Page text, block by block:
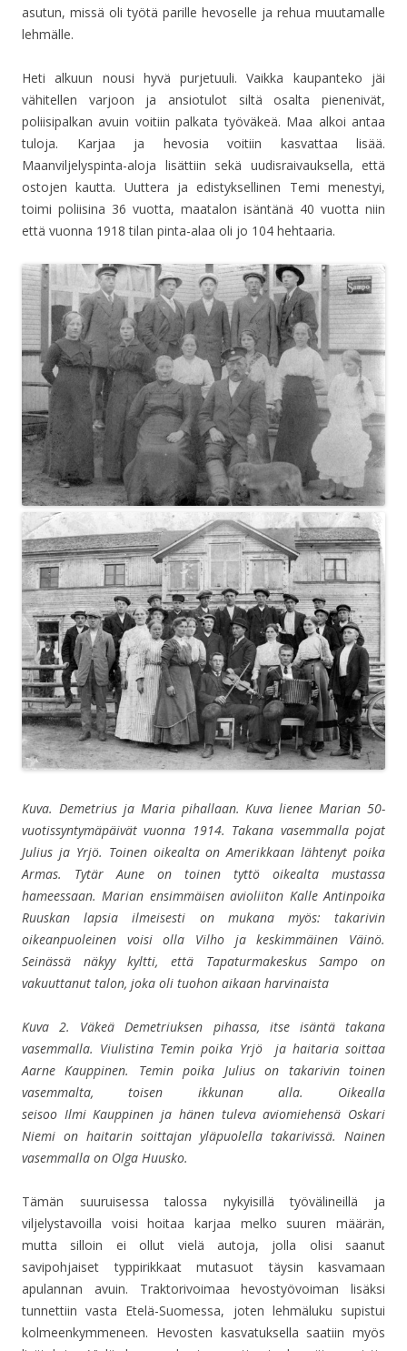
asutun, missä oli työtä parille hevoselle ja rehua muutamalle
lehmälle.
Heti alkuun nousi hyvä purjetuuli. Vaikka kaupanteko jäi
vähitellen varjoon ja ansiotulot siltä osalta pienenivät,
poliisipalkan avuin voitiin palkata työväkeä. Maa alkoi antaa
tuloja. Karjaa ja hevosia voitiin kasvattaa lisää.
Maanviljelyspinta-aloja lisättiin sekä uudisraivauksella, että
ostojen kautta. Uuttera ja edistyksellinen Temi menestyi,
toimi poliisina 36 vuotta, maatalon isäntänä 40 vuotta niin
että vuonna 1918 tilan pinta-alaa oli jo 104 hehtaaria.
Kuva. Demetrius ja Maria pihallaan. Kuva lienee Marian 50-
vuotissyntymäpäivät vuonna 1914. Takana vasemmalla pojat
Julius ja Yrjö. Toinen oikealta on Amerikkaan lähtenyt poika
Armas. Tytär Aune on toinen tyttö oikealta mustassa
hameessaan. Marian ensimmäisen avioliiton Kalle Antinpoika
Ruuskan lapsia ilmeisesti on mukana myös: takarivin
oikeanpuoleinen voisi olla Vilho ja keskimmäinen Väinö.
Seinässä näkyy kyltti, että Tapaturmakeskus Sampo on
vakuuttanut talon, joka oli tuohon aikaan harvinaista
Kuva 2. Väkeä Demetriuksen pihassa, itse isäntä takana
vasemmalla. Viulistina Temin poika Yrjö ja haitaria soittaa
Aarne Kauppinen. Temin poika Julius on takarivin toinen
vasemmalta, toisen ikkunan alla. Oikealla
seisoo Ilmi Kauppinen ja hänen tuleva aviomiehensä Oskari
Niemi on haitarin soittajan yläpuolella takarivissä. Nainen
vasemmalla on Olga Huusko.
Tämän suuruisessa talossa nykyisillä työvälineillä ja
viljelystavoilla voisi hoitaa karjaa melko suuren määrän,
mutta silloin ei ollut vielä autoja, jolla olisi saanut
savipohjaiset typpirikkaat mutasuot täysin kasvamaan
apulannan avuin. Traktorivoimaa hevostyövoiman lisäksi
tunnettiin vasta Etelä-Suomessa, joten lehmäluku supistui
kolmeenkymmeneen. Hevosten kasvatuksella saatiin myös